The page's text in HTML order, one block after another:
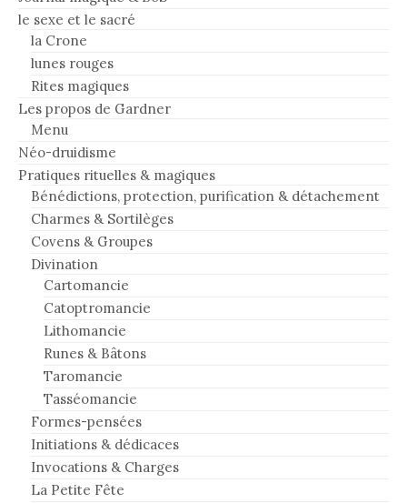
le sexe et le sacré
la Crone
lunes rouges
Rites magiques
Les propos de Gardner
Menu
Néo-druidisme
Pratiques rituelles & magiques
Bénédictions, protection, purification & détachement
Charmes & Sortilèges
Covens & Groupes
Divination
Cartomancie
Catoptromancie
Lithomancie
Runes & Bâtons
Taromancie
Tasséomancie
Formes-pensées
Initiations & dédicaces
Invocations & Charges
La Petite Fête